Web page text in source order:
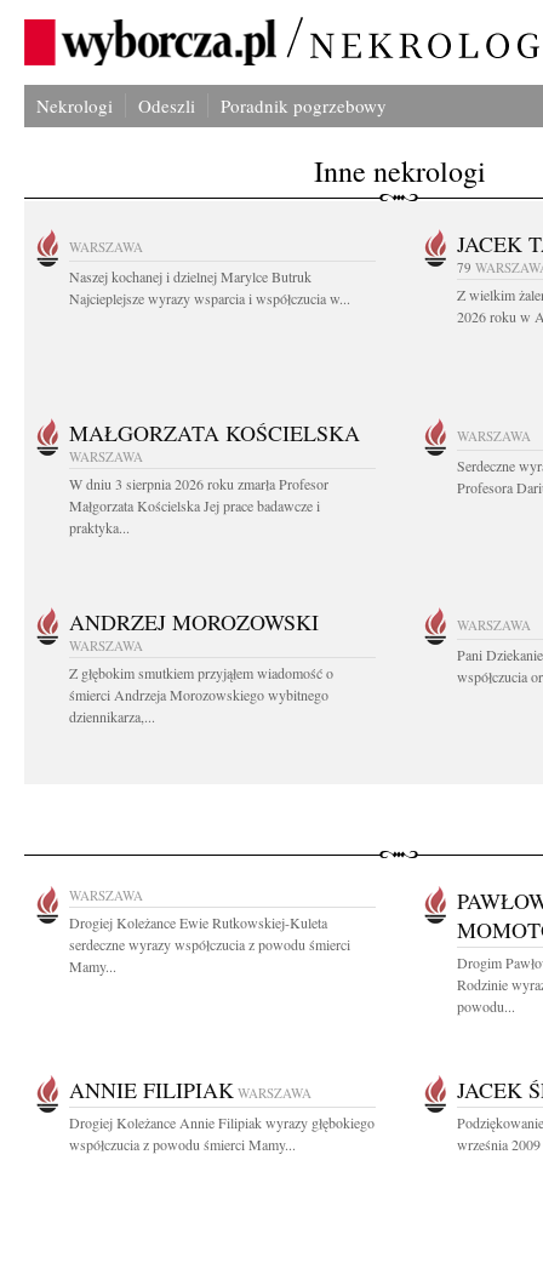
Nekrologi Odeszli Poradnik pogrzebowy
Inne nekrologi
WARSZAWA
Naszej kochanej i dzielnej Marylce Butruk
Najcieplejsze wyrazy wsparcia i współczucia w...
JACEK
79
Z wielkim
2026 roku w
MAŁGORZATA KOŚCIELSKA
WARSZAWA
W dniu 3 sierpnia 2026 roku zmarła Profesor
Małgorzata Kościelska Jej prace badawcze i
praktyka...
WARSZAWA
Serdeczne
Profesora
ANDRZEJ MOROZOWSKI
WARSZAWA
Z głębokim smutkiem przyjąłem wiadomość o
śmierci Andrzeja Morozowskiego wybitnego
dziennikarza,...
WARSZAWA
Pani
współczucia
WARSZAWA
Drogiej Koleżance Ewie Rutkowskiej-Kuleta
serdeczne wyrazy współczucia z powodu śmierci
Mamy...
Drogim
Rodzinie
powodu...
ANNIE FILIPIAK WARSZAWA
Drogiej Koleżance Annie Filipiak wyrazy głębokiego
współczucia z powodu śmierci Mamy...
JACEK
września